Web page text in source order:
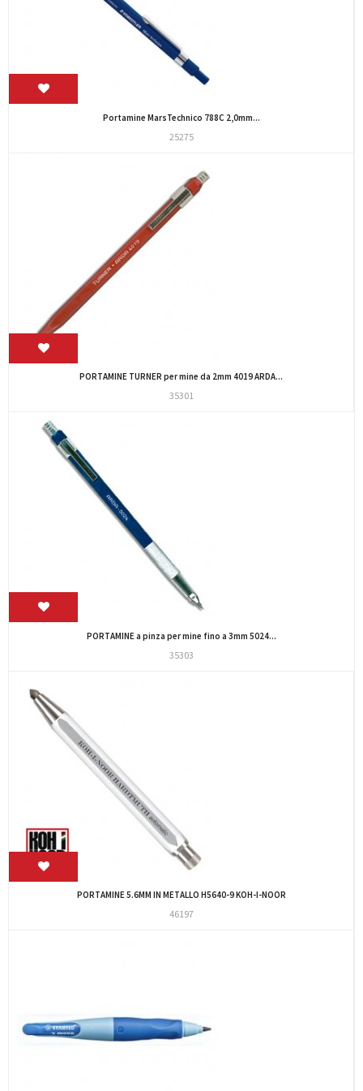
Portamine MarsTechnico 788C 2,0mm...
25275
PORTAMINE TURNER per mine da 2mm 4019 ARDA...
35301
PORTAMINE a pinza per mine fino a 3mm 5024...
35303
PORTAMINE 5.6MM IN METALLO H5640-9 KOH-I-NOOR
46197